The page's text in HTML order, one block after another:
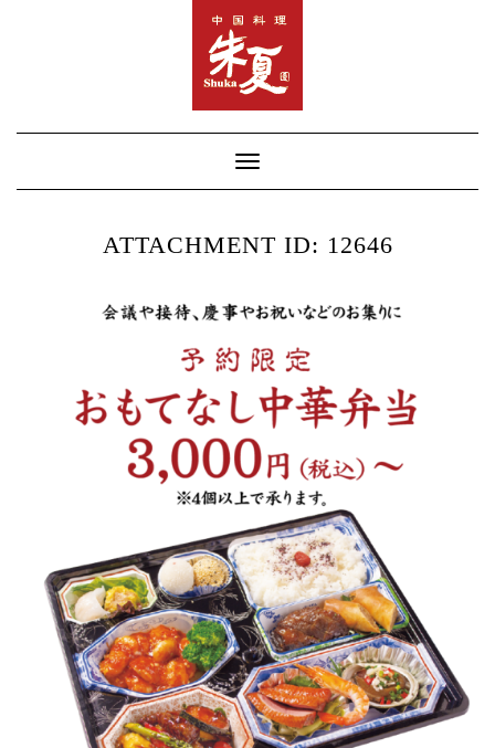
Toggle Navigation
ATTACHMENT ID: 12646